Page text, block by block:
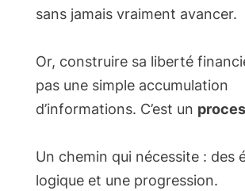
sans jamais vraiment avancer.
Or, construire sa liberté
pas une simple accumulation
d’informations. C’est un
Un chemin qui nécessite : des
logique et une progression.